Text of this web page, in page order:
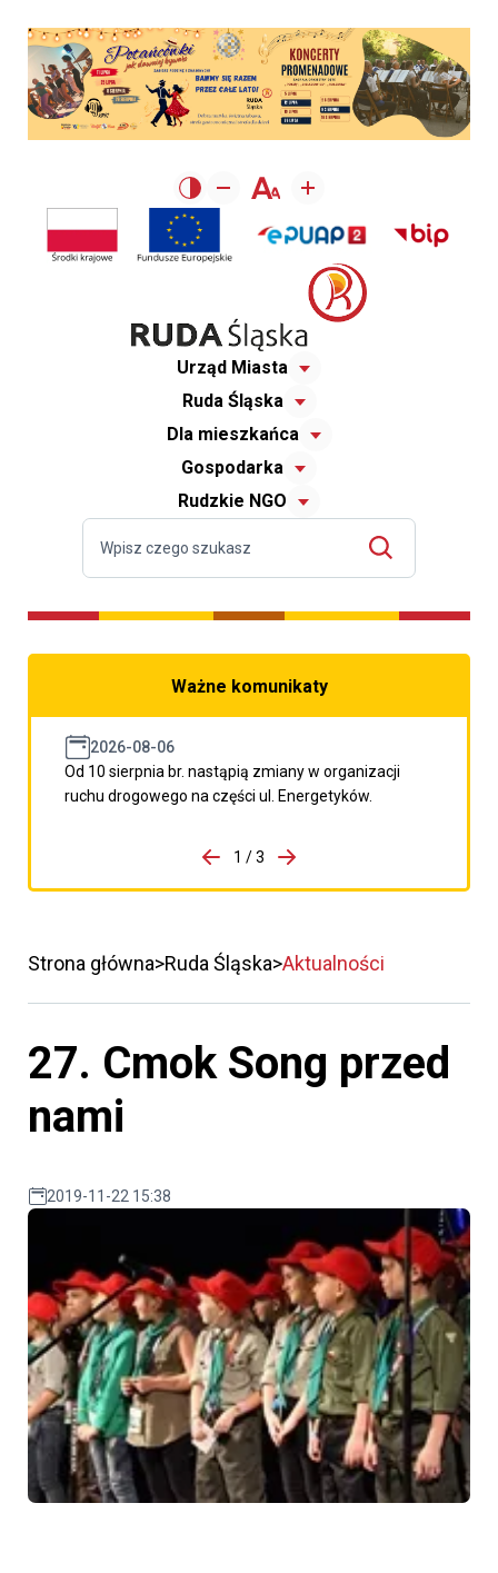
Urząd Miasta
Ruda Śląska
Dla mieszkańca
Gospodarka
Rudzkie NGO
Ważne komunikaty
2026-08-06
Od 10 sierpnia br. nastąpią zmiany w organizacji
ruchu drogowego na części ul. Energetyków.
porzpedniego komunikatu
1 / 3
Przejdź do następnego
Strona główna Ruda Śląska Aktualności
27. Cmok Song przed
nami
2019-11-22 15:38